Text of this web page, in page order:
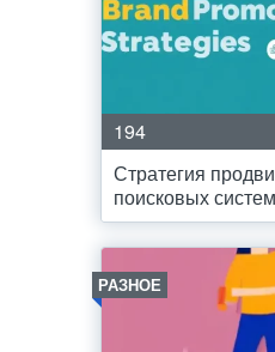
194
Стратегия
поисковых
РАЗНОЕ